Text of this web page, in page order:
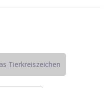
Tierkreiszeichen